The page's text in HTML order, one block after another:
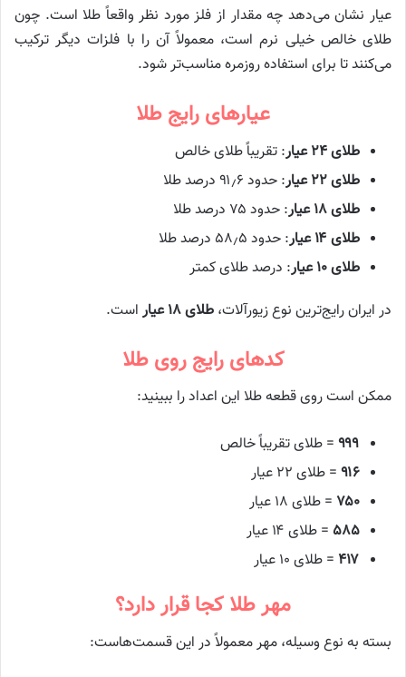
عیار نشان می‌دهد چه مقدار از فلز مورد نظر واقعاً طلا است. چون
طلای خالص خیلی نرم است، معمولاً آن را با فلزات دیگر ترکیب
می‌کنند تا برای استفاده روزمره مناسب‌تر شود.
عیارهای رایج طلا
طلای ۲۴ عیار
: تقریباً طلای خالص
طلای ۲۲ عیار
: حدود ۹۱٫۶ درصد طلا
طلای ۱۸ عیار
: حدود ۷۵ درصد طلا
طلای ۱۴ عیار
: حدود ۵۸٫۵ درصد طلا
طلای ۱۰ عیار
: درصد طلای کمتر
در ایران رایج‌ترین نوع زیورآلات، طلای ۱۸ عیار است.
کدهای رایج روی طلا
ممکن است روی قطعه طلا این اعداد را ببینید:
۹۹۹ = طلای تقریباً خالص
۹۱۶ = طلای ۲۲ عیار
۷۵۰ = طلای ۱۸ عیار
۵۸۵ = طلای ۱۴ عیار
۴۱۷ = طلای ۱۰ عیار
مهر طلا کجا قرار دارد؟
بسته به نوع وسیله، مهر معمولاً در این قسمت‌هاست: